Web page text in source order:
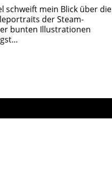
schweift mein Blick über die
der Steam-
bunten Illustrationen